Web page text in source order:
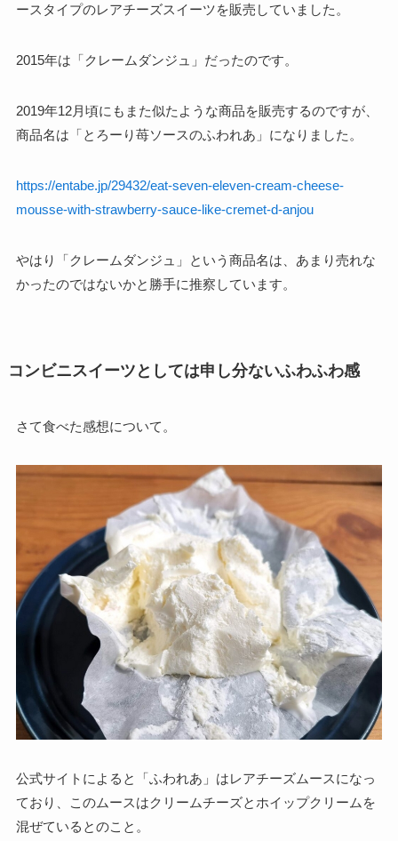
ースタイプのレアチーズスイーツを販売していました。
2015年は「クレームダンジュ」だったのです。
2019年12月頃にもまた似たような商品を販売するのですが、
商品名は「とろーり苺ソースのふわれあ」になりました。
https://entabe.jp/29432/eat-seven-eleven-cream-cheese-
mousse-with-strawberry-sauce-like-cremet-d-anjou
やはり「クレームダンジュ」という商品名は、あまり売れな
かったのではないかと勝手に推察しています。
コンビニスイーツとしては申し分ないふわふわ感
さて食べた感想について。
公式サイトによると「ふわれあ」はレアチーズムースになっ
ており、このムースはクリームチーズとホイップクリームを
混ぜているとのこと。